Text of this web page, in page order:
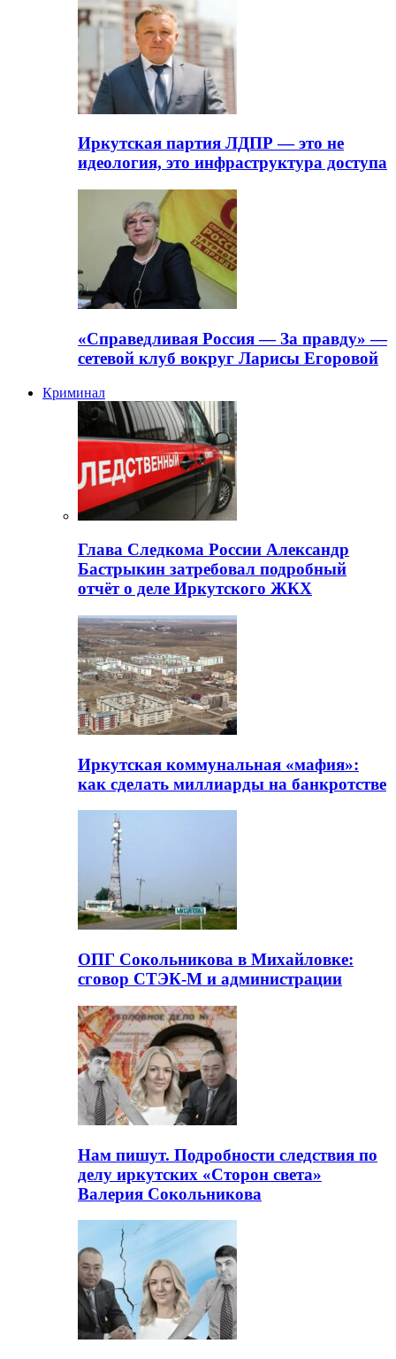
Иркутская партия ЛДПР — это не
идеология, это инфраструктура доступа
«Справедливая Россия — За правду» —
сетевой клуб вокруг Ларисы Егоровой
Криминал
Глава Следкома России Александр
Бастрыкин затребовал подробный
отчёт о деле Иркутского ЖКХ
Иркутская коммунальная «мафия»:
как сделать миллиарды на банкротстве
ОПГ Сокольникова в Михайловке:
сговор СТЭК-М и администрации
Нам пишут. Подробности следствия по
делу иркутских «Сторон света»
Валерия Сокольникова